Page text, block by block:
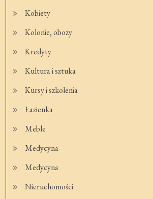
Kobiety
Kolonie, obozy
Kredyty
Kultura i sztuka
Kursy i szkolenia
Łazienka
Meble
Medycyna
Medycyna
Nieruchomości